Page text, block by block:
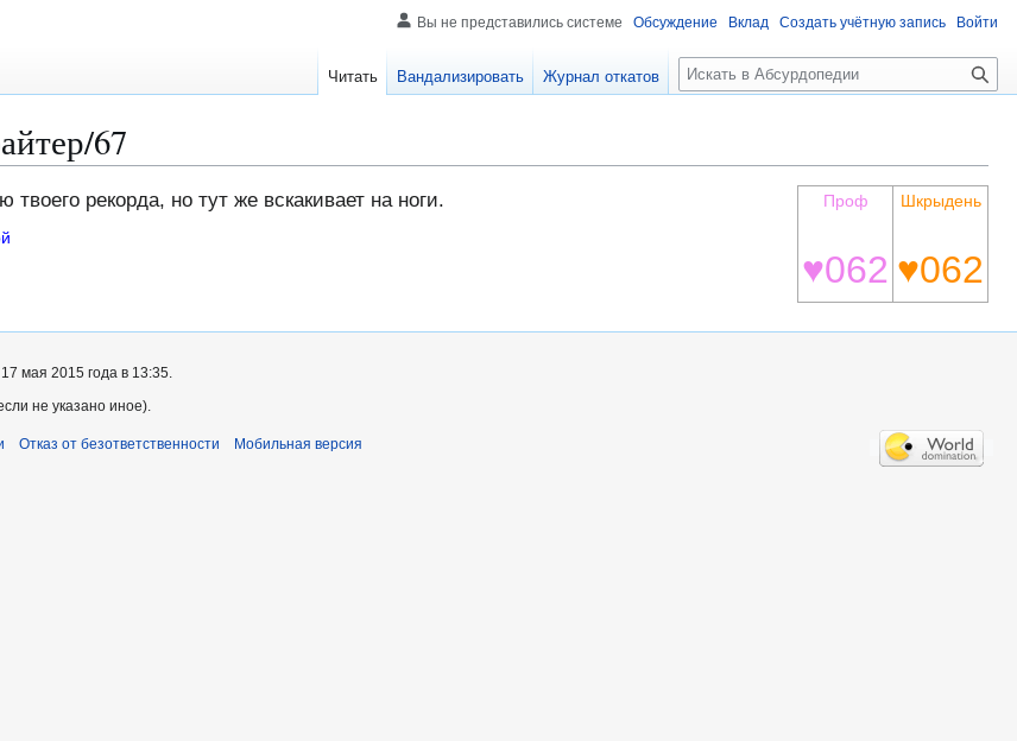
67
Проф
♥062
Шкрыдень
♥062
рекорда, но тут же вскакивает на ноги.
Вы не представились системе Обсуждение Вклад Создать учётную запись Войти
Читать Вандализировать Журнал откатов
П
о
к
мая 2015 года в 13:35.
не указано иное).
Отказ от безответственности Мобильная версия